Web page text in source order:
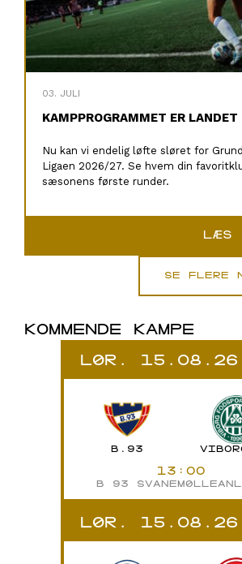
03. JULI
KAMPPROGRAMMET ER LANDET
Nu kan vi endelig løfte sløret for
Ligaen 2026/27. Se hvem din
sæsonens første runder.
LÆS
SE FLERE
KOMMENDE KAMPE
LØR. 15.08.26
B.93
13:00
B 93
LØR. 15.08.26